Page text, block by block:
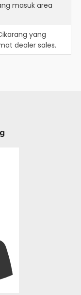
masuk area
yang
dealer sales.